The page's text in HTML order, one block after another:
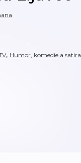
, Humor, komedie a satira